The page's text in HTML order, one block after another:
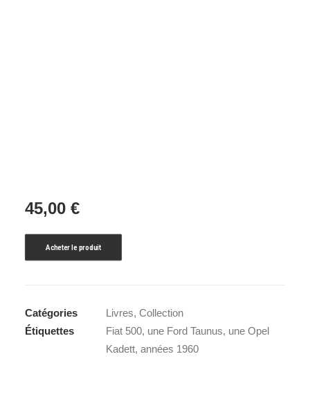
45,00 €
Acheter le produit
Catégories Livres, Collection
Étiquettes
Fiat 500, une Ford Taunus, une Opel
Kadett, années 1960